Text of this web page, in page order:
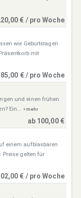
€ / pro Woche
wie Geburtstagen
mit
85,00 € / pro Woche
und einen frühen
Ein...
» mehr
ab 100,00 €
einem aufblasbaren
Preise gelten für
€ / pro Woche